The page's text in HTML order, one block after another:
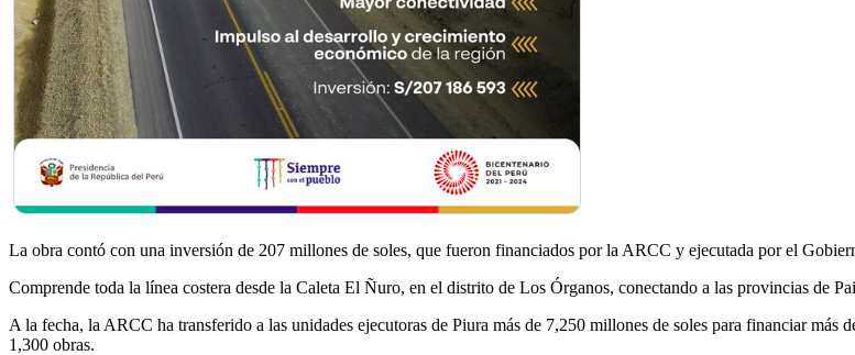
La obra contó con una inversión de 207 millones de soles, que fueron financiados por la ARCC y ejecutada por el
Comprende toda la línea costera desde la Caleta El Ñuro, en el distrito de Los Órganos, conectando a las provincias de
A la fecha, la ARCC ha transferido a las unidades ejecutoras de Piura más de 7,250 millones de soles para financiar más
1,300 obras.